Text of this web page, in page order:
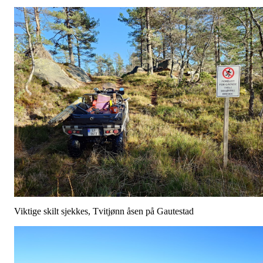
Viktige skilt sjekkes, Tvitjønn åsen på Gautestad